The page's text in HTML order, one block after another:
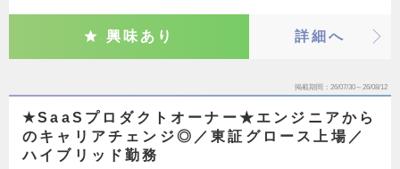
興味あり 詳細へ
掲載期間 26/07/30～26/08/12
★SaaSプロダクトオーナー★エンジニアから
のキャリアチェンジ◎／東証グロース上場／
ハイブリッド勤務